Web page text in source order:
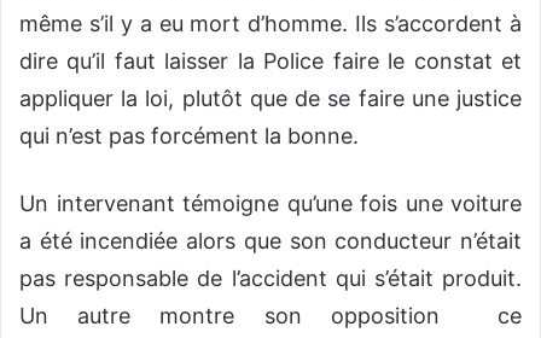
même s’il y a eu mort d’homme. Ils s’accordent à
dire qu’il faut laisser la Police faire le constat et
appliquer la loi, plutôt que de se faire une justice
qui n’est pas forcément la bonne.
Un intervenant témoigne qu’une fois une voiture
a été incendiée alors que son conducteur n’était
pas responsable de l’accident qui s’était produit.
Un autre montre son opposition ce